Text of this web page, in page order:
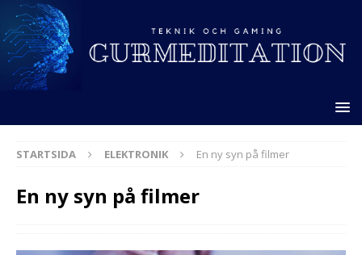
STARTSIDA ELEKTRONIK En ny syn på filmer
En ny syn på filmer